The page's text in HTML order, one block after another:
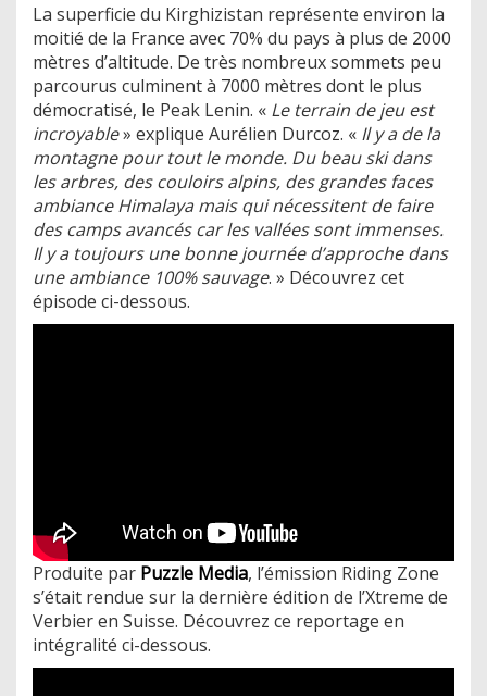
La superficie du Kirghizistan représente environ la
moitié de la France avec 70% du pays à plus de 2000
mètres d’altitude. De très nombreux sommets peu
parcourus culminent à 7000 mètres dont le plus
démocratisé, le Peak Lenin. « Le terrain de jeu est
incroyable» explique Aurélien Durcoz. « Il y a de la
montagne pour tout le monde. Du beau ski dans
les arbres, des couloirs alpins, des grandes faces
ambiance Himalaya mais qui nécessitent de faire
des camps avancés car les vallées sont immenses.
Il y a toujours une bonne journée d’approche dans
une ambiance 100% sauvage. » Découvrez cet
épisode ci-dessous.
Produite par Puzzle Media, l’émission Riding Zone
s’était rendue sur la dernière édition de l’Xtreme de
Verbier en Suisse. Découvrez ce reportage en
intégralité ci-dessous.